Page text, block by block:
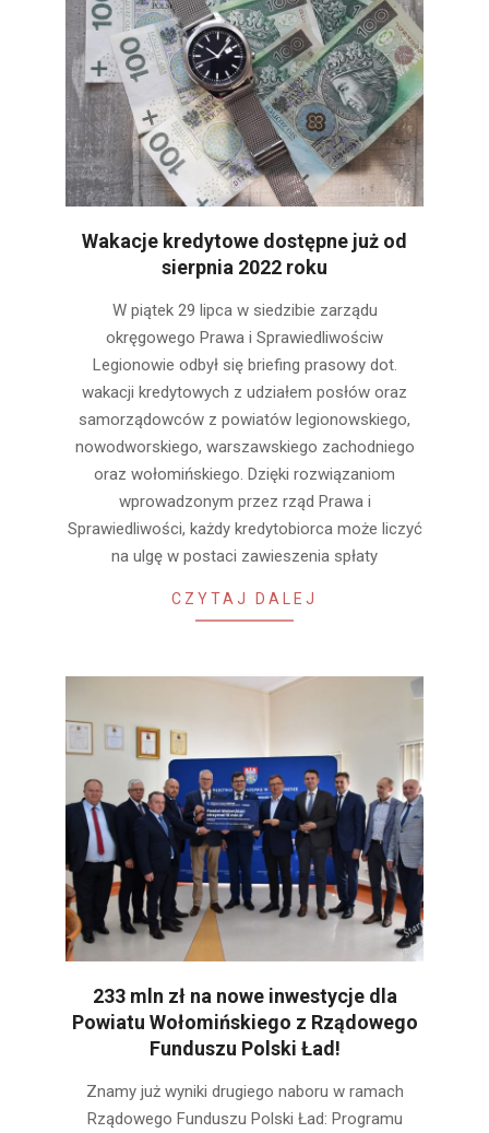
Wakacje kredytowe dostępne już od
sierpnia 2022 roku
W piątek 29 lipca w siedzibie zarządu
okręgowego Prawa i Sprawiedliwościw
Legionowie odbył się briefing prasowy dot.
wakacji kredytowych z udziałem posłów oraz
samorządowców z powiatów legionowskiego,
nowodworskiego, warszawskiego zachodniego
oraz wołomińskiego. Dzięki rozwiązaniom
wprowadzonym przez rząd Prawa i
Sprawiedliwości, każdy kredytobiorca może liczyć
na ulgę w postaci zawieszenia spłaty
CZYTAJ DALEJ
233 mln zł na nowe inwestycje dla
Powiatu Wołomińskiego z Rządowego
Funduszu Polski Ład!
07-Znamy już wyniki drugiego naboru w ramach
Rządowego Funduszu Polski Ład: Programu